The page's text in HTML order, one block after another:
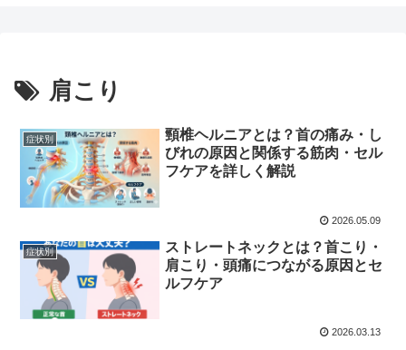
肩こり
症状別
頸椎ヘルニアとは？首の痛み・し
びれの原因と関係する筋肉・セル
フケアを詳しく解説
2026.05.09
症状別
ストレートネックとは？首こり・
肩こり・頭痛につながる原因とセ
ルフケア
2026.03.13